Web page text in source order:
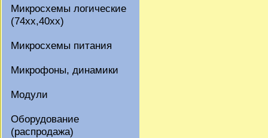
Микросхемы логические
(74xx,40xx)
Микросхемы питания
Микрофоны, динамики
Модули
Оборудование
(распродажа)